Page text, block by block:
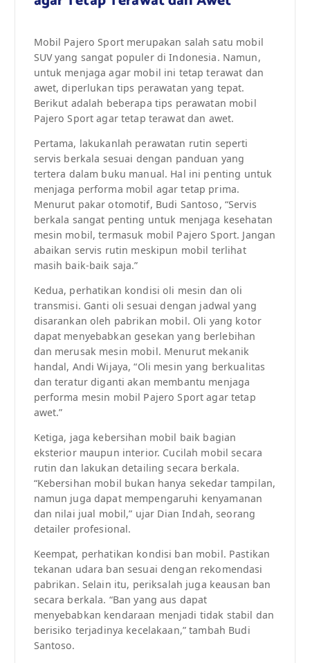
Mobil Pajero Sport merupakan salah satu mobil
SUV yang sangat populer di Indonesia. Namun,
untuk menjaga agar mobil ini tetap terawat dan
awet, diperlukan tips perawatan yang tepat.
Berikut adalah beberapa tips perawatan mobil
Pajero Sport agar tetap terawat dan awet.
Pertama, lakukanlah perawatan rutin seperti
servis berkala sesuai dengan panduan yang
tertera dalam buku manual. Hal ini penting untuk
menjaga performa mobil agar tetap prima.
Menurut pakar otomotif, Budi Santoso, “Servis
berkala sangat penting untuk menjaga kesehatan
mesin mobil, termasuk mobil Pajero Sport. Jangan
abaikan servis rutin meskipun mobil terlihat
masih baik-baik saja.”
Kedua, perhatikan kondisi oli mesin dan oli
transmisi. Ganti oli sesuai dengan jadwal yang
disarankan oleh pabrikan mobil. Oli yang kotor
dapat menyebabkan gesekan yang berlebihan
dan merusak mesin mobil. Menurut mekanik
handal, Andi Wijaya, “Oli mesin yang berkualitas
dan teratur diganti akan membantu menjaga
performa mesin mobil Pajero Sport agar tetap
awet.”
Ketiga, jaga kebersihan mobil baik bagian
eksterior maupun interior. Cucilah mobil secara
rutin dan lakukan detailing secara berkala.
“Kebersihan mobil bukan hanya sekedar tampilan,
namun juga dapat mempengaruhi kenyamanan
dan nilai jual mobil,” ujar Dian Indah, seorang
detailer profesional.
Keempat, perhatikan kondisi ban mobil. Pastikan
tekanan udara ban sesuai dengan rekomendasi
pabrikan. Selain itu, periksalah juga keausan ban
secara berkala. “Ban yang aus dapat
menyebabkan kendaraan menjadi tidak stabil dan
berisiko terjadinya kecelakaan,” tambah Budi
Santoso.